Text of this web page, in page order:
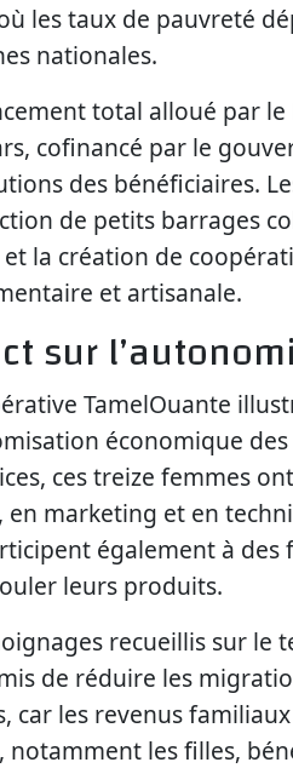
les taux de pauvreté
nationales.
total alloué par le
cofinancé par le
des bénéficiaires.
de petits barrages
la création de
et artisanale.
sur
TamelOuante
économique
ces treize femmes
en marketing et en
également à
leurs produits.
recueillis sur le
de réduire les
car les revenus
notamment les filles,